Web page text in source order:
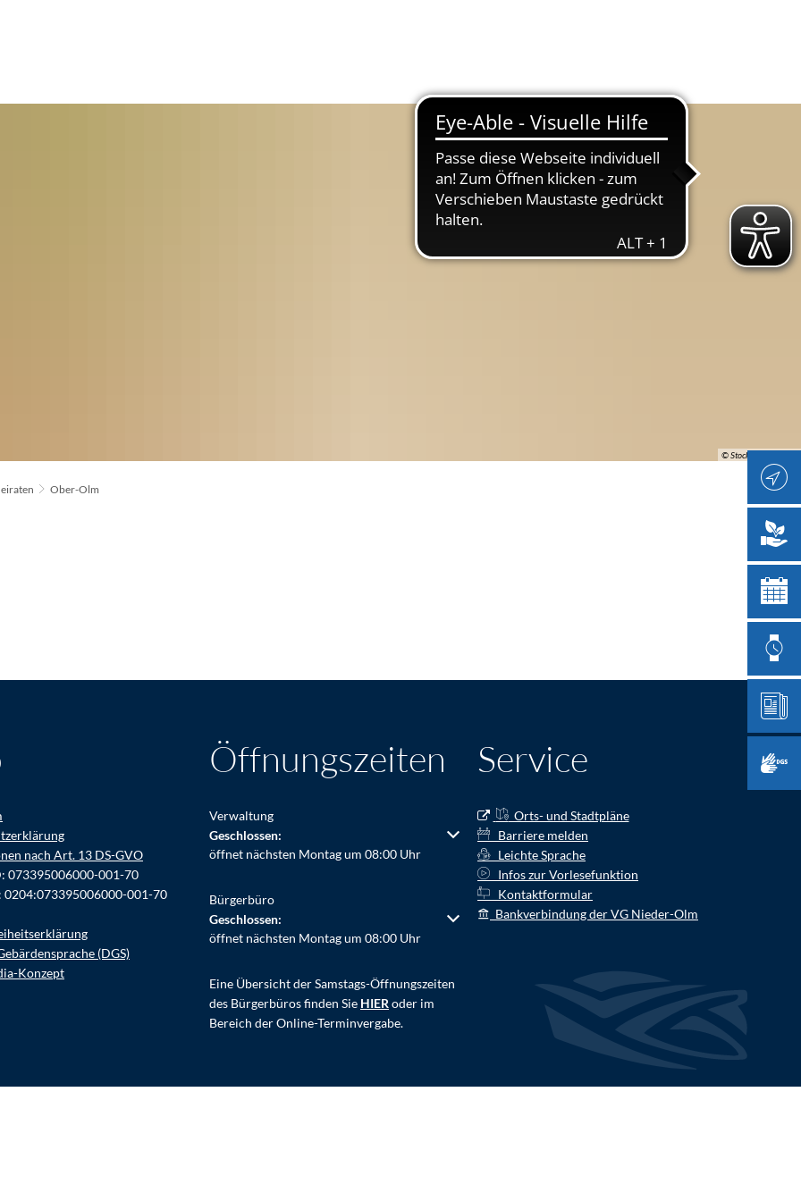
© Stock Adobe | Nico
Ober-Olm
nach Art. 13 DS-GVO
073395006000-001-70
0204:073395006000-001-70
(DGS)
Konzept
Öffnungszeiten
Verwaltung
Klicken, um weitere Öffnungs- oder Schließzeiten auszublenden
Geschlossen:
öffnet nächsten Montag um 08:00 Uhr
Bürgerbüro
Klicken, um weitere Öffnungs- oder Schließzeiten auszublenden
Geschlossen:
öffnet nächsten Montag um 08:00 Uhr
Eine Übersicht der Samstags-Öffnungszeiten
des Bürgerbüros finden Sie HIER oder im
Bereich der Online-Terminvergabe.
Service
Orts- und Stadtpläne
Barriere melden
Leichte Sprache
Infos zur Vorlesefunktion
Kontaktformular
Bankverbindung der VG Nieder-Olm